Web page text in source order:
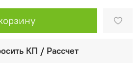
КП / Рассчет